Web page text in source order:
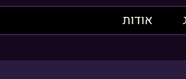
אודות